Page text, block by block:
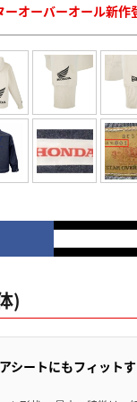
ーオーバーオール新
)
シートにもフィット